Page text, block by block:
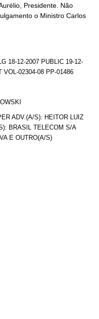
Presidente. Não
o Ministro Carlos
18-12-2007 PUBLIC 19-12-
VOL-02304-08 PP-01486
ADV.(A/S): HEITOR LUIZ
BRASIL TELECOM S/A
E OUTRO(A/S)